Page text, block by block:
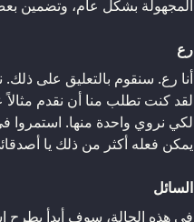
المجهولة بشكل عام، وتضمين
رع
أنا رع. سنقوم بالتعليق على
لقد كنت تطلب منا أن نقدم
لكي نروي واحدة منها.
يمكن فعله أكثر من ذلك يا
السائل
في هذه الحالة، سوف أبدأ بطرح